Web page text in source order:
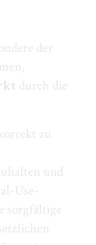
der
durch die
zu
und
Use-
sorgfältige